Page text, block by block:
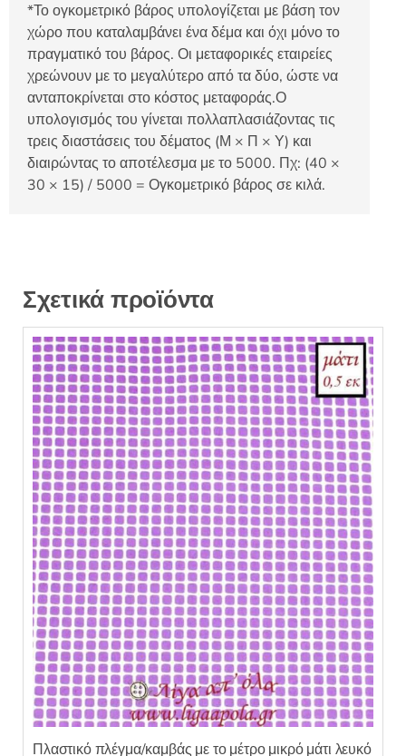
*Το ογκομετρικό βάρος υπολογίζεται με βάση τον
χώρο που καταλαμβάνει ένα δέμα και όχι μόνο το
πραγματικό του βάρος. Οι μεταφορικές εταιρείες
χρεώνουν με το μεγαλύτερο από τα δύο, ώστε να
ανταποκρίνεται στο κόστος μεταφοράς.Ο
υπολογισμός του γίνεται πολλαπλασιάζοντας τις
τρεις διαστάσεις του δέματος (Μ × Π × Υ) και
διαιρώντας το αποτέλεσμα με το 5000. Πχ: (40 ×
30 × 15) / 5000 = Ογκομετρικό βάρος σε κιλά.
Σχετικά προϊόντα
Πλαστικό πλέγμα/καμβάς με το μέτρο μικρό μάτι λευκό